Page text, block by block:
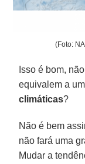
(Foto:
Isso é bom,
equivalem a
climáticas?
Não é bem
não fará uma
Mudar a